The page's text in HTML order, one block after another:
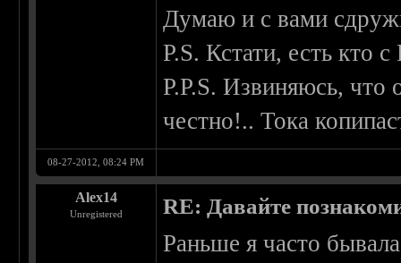
Думаю и с вами
P.S. Кстати, есть кто
P.P.S. Извиняюсь,
честно!.. Тока
08-27-2012, 08:24 PM
Alex14
Unregistered RE: Давайте
Раньше я часто